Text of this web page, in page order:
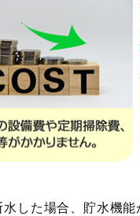
した場合、貯水機